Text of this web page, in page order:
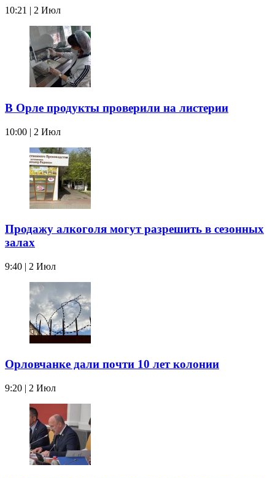
10:21 | 2 Июл
В Орле продукты проверили на листерии
10:00 | 2 Июл
Продажу алкоголя могут разрешить в сезонных
залах
9:40 | 2 Июл
Орловчанке дали почти 10 лет колонии
9:20 | 2 Июл